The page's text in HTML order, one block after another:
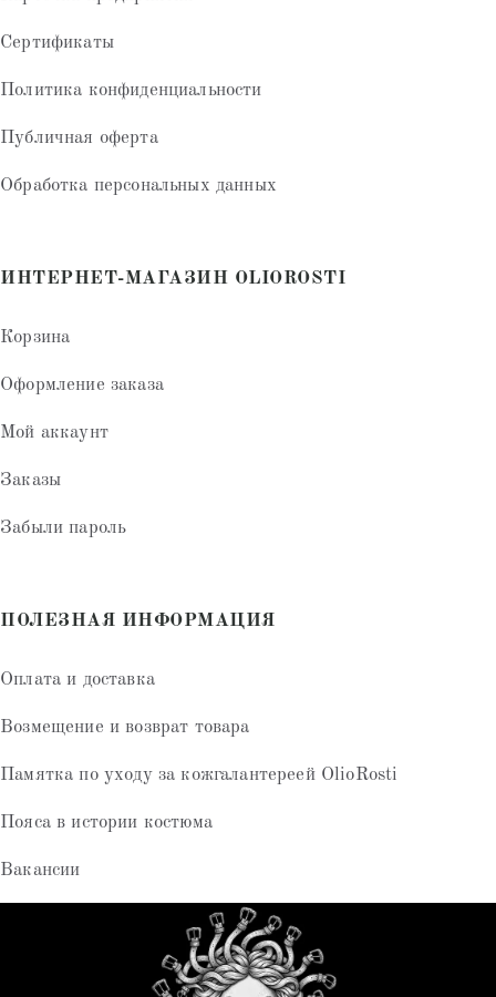
Сертификаты
Политика конфиденциальности
Публичная оферта
Обработка персональных данных
ИНТЕРНЕТ-МАГАЗИН OLIOROSTI
Корзина
Оформление заказа
Мой аккаунт
Заказы
Забыли пароль
ПОЛЕЗНАЯ ИНФОРМАЦИЯ
Оплата и доставка
Возмещение и возврат товара
Памятка по уходу за кожгалантереей OlioRosti
Пояса в истории костюма
Вакансии